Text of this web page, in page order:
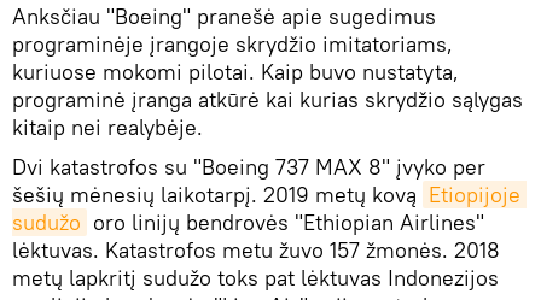
Anksčiau "Boeing" pranešė apie sugedimus
programinėje įrangoje skrydžio imitatoriams,
kuriuose mokomi pilotai. Kaip buvo nustatyta,
programinė įranga atkūrė kai kurias skrydžio sąlygas
kitaip nei realybėje.
Dvi katastrofos su "Boeing 737 MAX 8" įvyko per
šešių mėnesių laikotarpį. 2019 metų kovą Etiopijoje
sudužo oro linijų bendrovės "Ethiopian Airlines"
lėktuvas. Katastrofos metu žuvo 157 žmonės. 2018
metų lapkritį sudužo toks pat lėktuvas Indonezijos